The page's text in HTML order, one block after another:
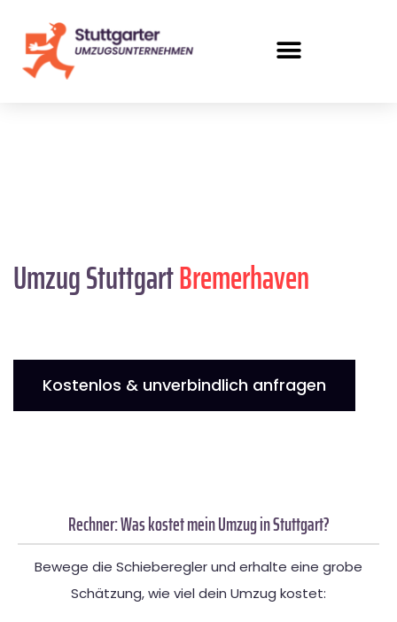
Umzug StuttgartBremer­haven
Kostenlos & unverbindlich anfragen
Rechner: Was kostet mein Umzug in Stuttgart?
Bewege die Schieberegler und erhalte eine grobe
Schätzung, wie viel dein Umzug kostet: